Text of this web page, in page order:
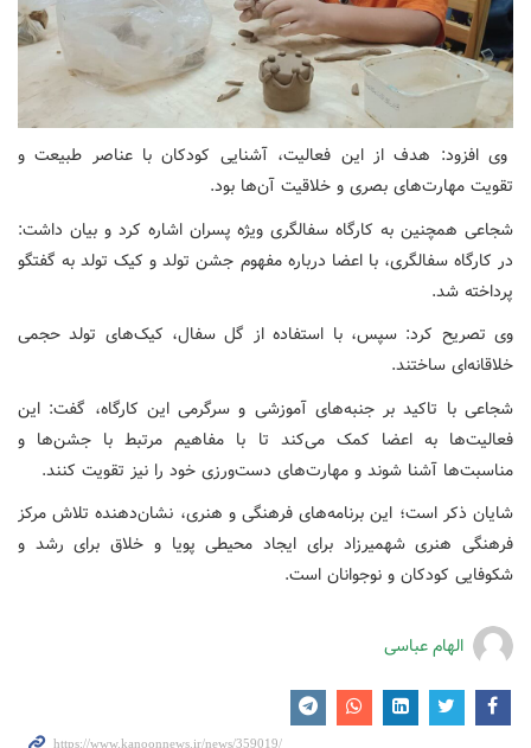
وی افزود: هدف از این فعالیت، آشنایی کودکان با عناصر طبیعت و
تقویت مهارت‌های بصری و خلاقیت آن‌ها بود.
شجاعی همچنین به کارگاه سفالگری ویژه پسران اشاره کرد و بیان داشت:
در کارگاه سفالگری، با اعضا درباره مفهوم جشن تولد و کیک تولد به گفتگو
پرداخته شد.
وی تصریح کرد: سپس، با استفاده از گل سفال، کیک‌های تولد حجمی
خلاقانه‌ای ساختند.
شجاعی با تاکید بر جنبه‌های آموزشی و سرگرمی این کارگاه، گفت: این
فعالیت‌ها به اعضا کمک می‌کند تا با مفاهیم مرتبط با جشن‌ها و
مناسبت‌ها آشنا شوند و مهارت‌های دست‌ورزی خود را نیز تقویت کنند.
شایان ذکر است؛ این برنامه‌های فرهنگی و هنری، نشان‌دهنده تلاش مرکز
فرهنگی هنری شهمیرزاد برای ایجاد محیطی پویا و خلاق برای رشد و
شکوفایی کودکان و نوجوانان است.
الهام عباسی